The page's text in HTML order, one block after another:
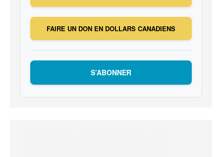
FAIRE UN DON EN DOLLARS CANADIENS
S’ABONNER